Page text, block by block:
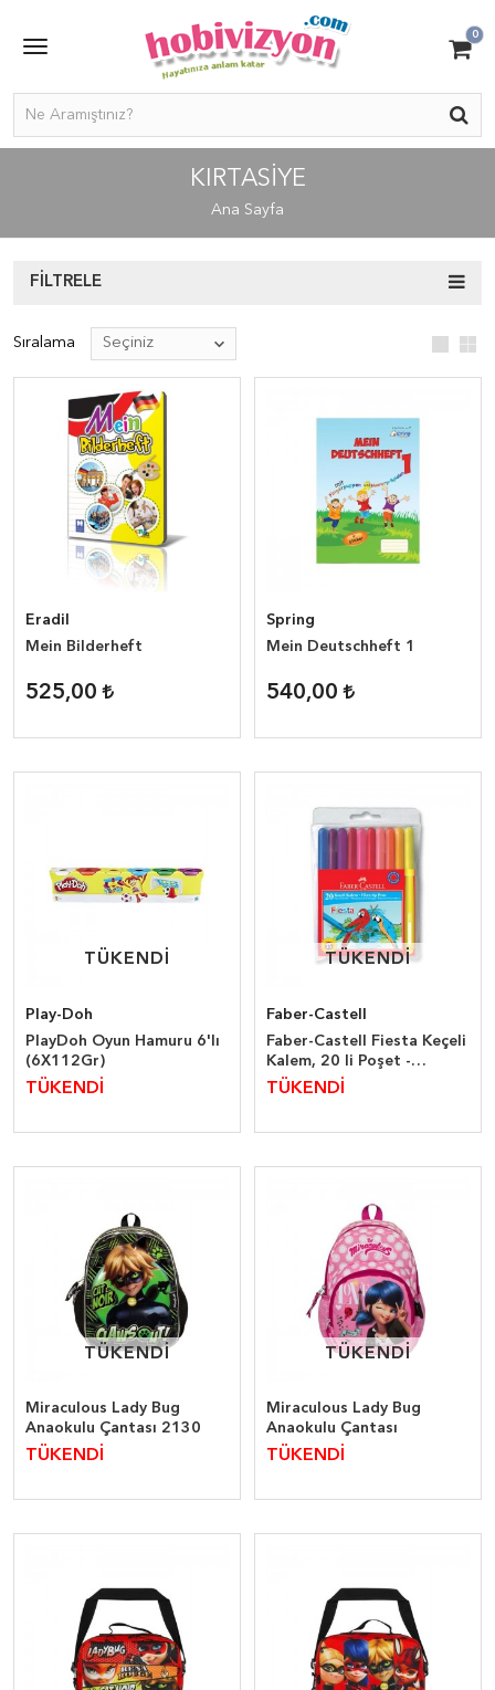
0
KIRTASIYE
Ana Sayfa
FILTRELE
Sıralama
Eradil
Mein Bilderheft
525,00
Spring
Mein Deutschheft 1
540,00
TÜKENDİ
TÜKENDİ
Play-Doh
PlayDoh Oyun Hamuru 6'lı
(6X112Gr)
TÜKENDİ
TÜKENDİ
TÜKENDİ
Faber-Castell
Faber-Castell Fiesta Keçeli
Kalem, 20 li Poşet -
5068330450
TÜKENDİ
TÜKENDİ
TÜKENDİ
Miraculous Lady Bug
Anaokulu Çantası 2130
TÜKENDİ
TÜKENDİ
TÜKENDİ
Miraculous Lady Bug
Anaokulu Çantası
TÜKENDİ